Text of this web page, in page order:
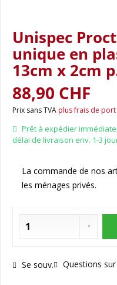
Unispec
unique en
13cm x 2cm
88,90 CHF
Prix sans TVAplus frais de port
Prêt à expédier
délai de livraison env. 1-3
La commande de nos
les ménages privés.
Se souv. Questions